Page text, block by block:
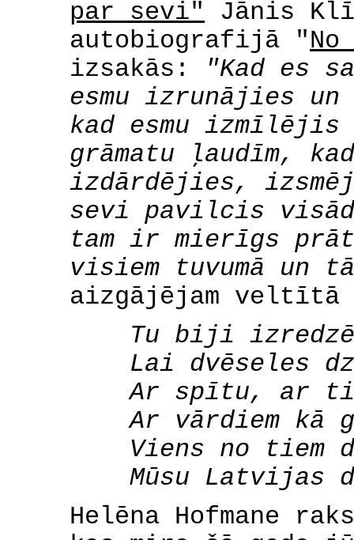
par sevi"
Jānis
autobiografijā "
izsakās:
"Kad es
esmu izrunājies
kad esmu
grāmatu ļaudīm,
izdārdējies,
sevi pavilcis
tam ir mierīgs
visiem tuvumā un
aizgājējam
Tu biji
Lai dvēseles
Ar spītu, ar
Ar vārdiem kā
Viens no tiem
Mūsu Latvijas
Helēna Hofmane